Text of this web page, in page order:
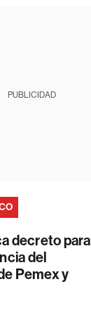
PUBLICIDAD
decreto para
del
Pemex y